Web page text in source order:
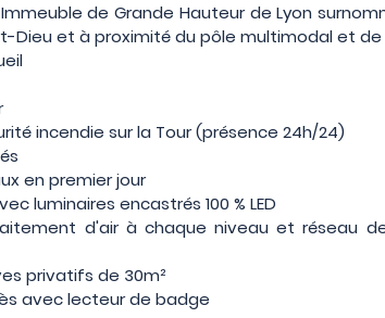
de Grande Hauteur de Lyon
Dieu et à proximité du pôle multimodal et
incendie sur la Tour (présence 24h/24)
en premier jour
luminaires encastrés 100 % LED
d'air à chaque niveau et réseau
privatifs de 30m²
avec lecteur de badge